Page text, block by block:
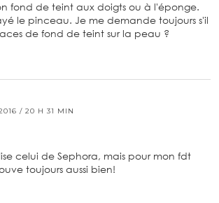
fond de teint aux doigts ou à l'éponge.
le pinceau. Je me demande toujours s'il
de fond de teint sur la peau ?
/ 20 H 31 MIN
celui de Sephora, mais pour mon fdt
toujours aussi bien!